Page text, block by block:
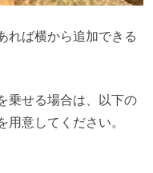
れば横から追加できる
乗せる場合は、以下の
意してください。